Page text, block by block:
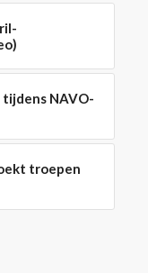
NAVO-
troepen